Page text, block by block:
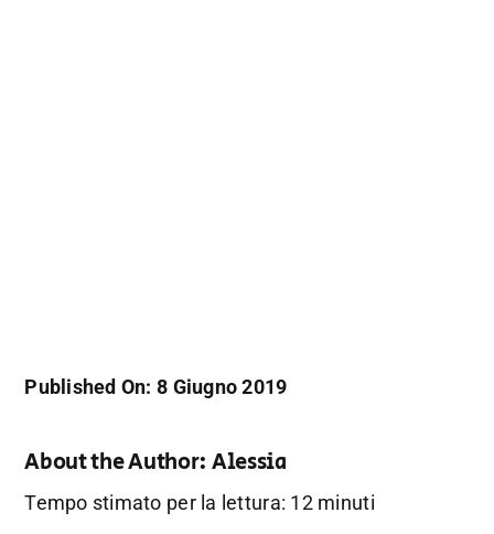
Published On: 8 Giugno 2019
About the Author: Alessia
Tempo stimato per la lettura: 12 minuti